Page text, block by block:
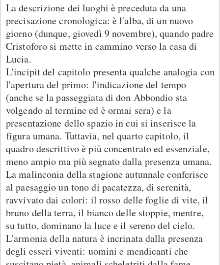
La descrizione dei luoghi è preceduta da una
precisazione cronologica: è l'alba, di un nuovo
giorno (dunque, giovedì 9 novembre), quando padre
Cristoforo si mette in cammino verso la casa di
Lucia.
L'incipit del capitolo presenta qualche analogia con
l'apertura del primo: l'indicazione del tempo
(anche se la passeggiata di don Abbondio sta
volgendo al termine ed è ormai sera) e la
presentazione dello spazio in cui si inserisce la
figura umana. Tuttavia, nel quarto capitolo, il
quadro descrittivo è più concentrato ed essenziale,
meno ampio ma più segnato dalla presenza umana.
La malinconia della stagione autunnale conferisce
al paesaggio un tono di pacatezza, di serenità,
ravvivato dai colori: il rosso delle foglie di vite, il
bruno della terra, il bianco delle stoppie, mentre,
su tutto, dominano la luce e il sereno del cielo.
L'armonia della natura è incrinata dalla presenza
degli esseri viventi: uomini e mendicanti che